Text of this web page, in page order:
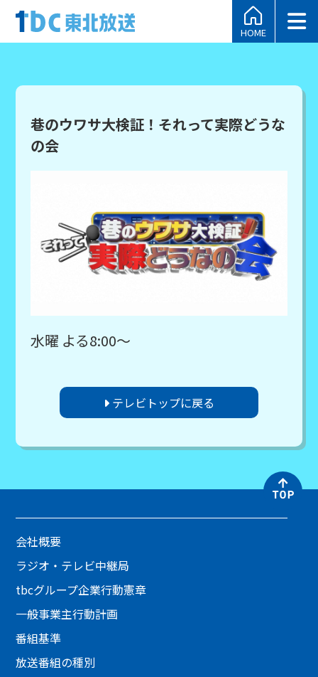
HOME
巷のウワサ大検証！それって実際どうな
の会
水曜 よる8:00～
テレビトップに戻る
会社概要
ラジオ・テレビ中継局
tbcグループ企業行動憲章
一般事業主行動計画
番組基準
放送番組の種別